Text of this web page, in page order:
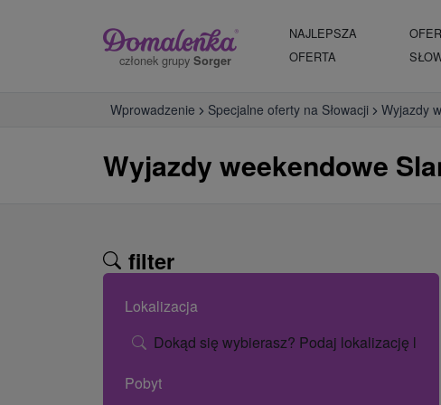
członek grupy Sorger
NAJLEPSZA
OFERTA
Wprowadzenie Specjalne oferty na Słowacji Wyjazdy
Wyjazdy weekendowe
filter
Lokalizacja
Dokąd się wybierasz? Podaj lokalizację lub
Pobyt